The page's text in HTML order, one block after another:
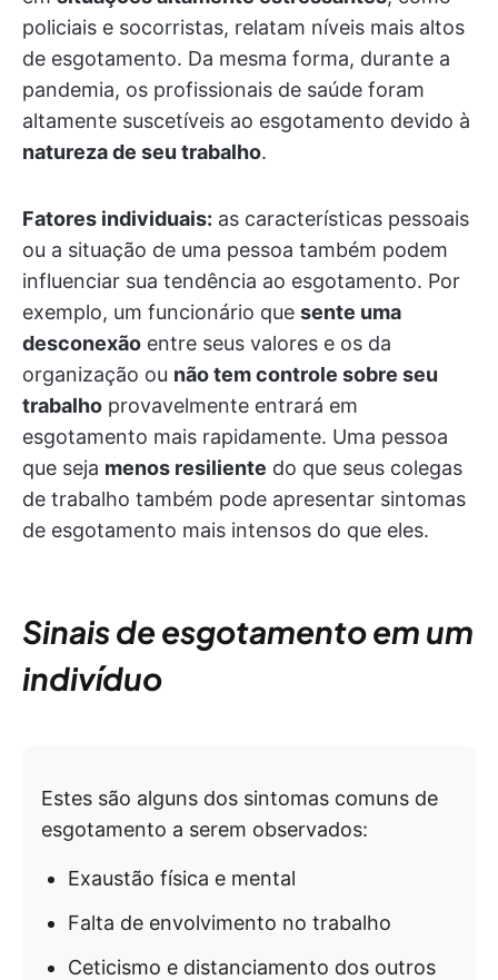
policiais e socorristas, relatam níveis mais altos
de esgotamento. Da mesma forma, durante a
pandemia, os profissionais de saúde foram
altamente suscetíveis ao esgotamento devido à
natureza de seu trabalho.
Fatores individuais: as características pessoais
ou a situação de uma pessoa também podem
influenciar sua tendência ao esgotamento. Por
exemplo, um funcionário que sente uma
desconexão entre seus valores e os da
organização ou não tem controle sobre seu
trabalho provavelmente entrará em
esgotamento mais rapidamente. Uma pessoa
que seja menos resiliente do que seus colegas
de trabalho também pode apresentar sintomas
de esgotamento mais intensos do que eles.
Sinais de esgotamento em um
indivíduo
Estes são alguns dos sintomas comuns de
esgotamento a serem observados:
Exaustão física e mental
Falta de envolvimento no trabalho
Ceticismo e distanciamento dos outros